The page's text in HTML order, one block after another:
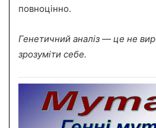
повноцінно.
Генетичний аналіз — це не
зрозуміти себе.